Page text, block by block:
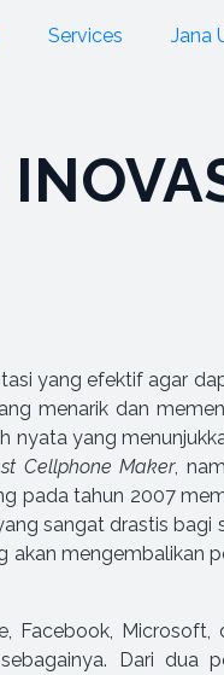
Services Jana
yang efektif agar
menarik dan
nyata yang
Cellphone Maker,
pada tahun 2007
sangat drastis bagi
akan mengembalikan
Facebook, Microsoft,
Dari dua